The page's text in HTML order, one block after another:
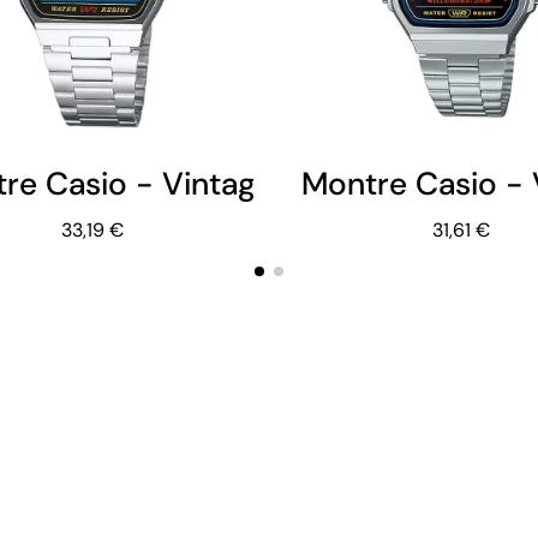
Casio - Vintage Iconic - Mixte -
33,19 €
Montre Casio -
31,61 €